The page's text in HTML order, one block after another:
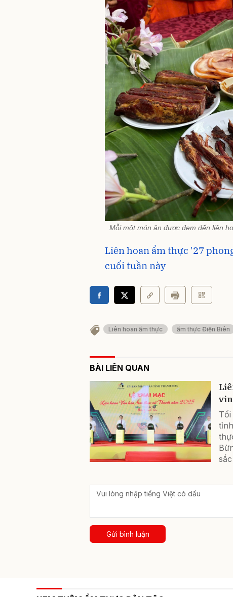
Mỗi một món ăn được đem đến liên
Liên hoan ẩm thực '27
cuối tuần này
Liên hoan ẩm thực ẩm thực Điện Biên
BÀI LIÊN QUAN
Gửi bình luận